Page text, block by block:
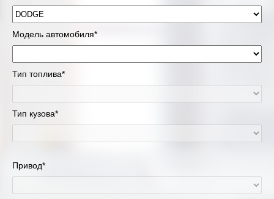
Модель автомобиля*
Тип топлива*
Тип кузова*
Привод*